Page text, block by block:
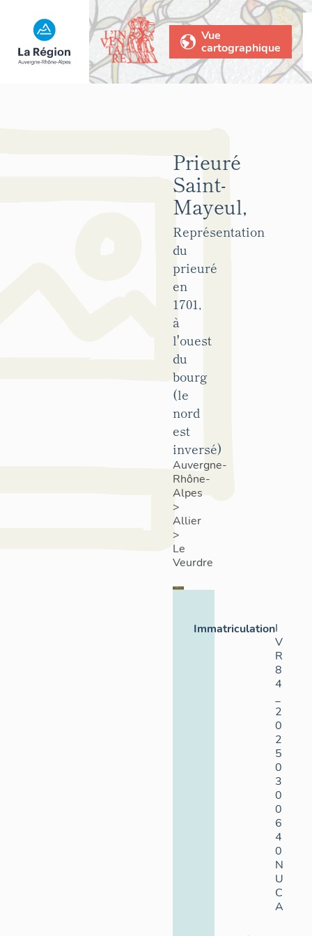
Vue
cartographique
Prieuré
Saint-
Mayeul,
Représentation
du
prieuré
en
1701,
à
l'ouest
du
bourg
(le
nord
est
inversé)
Auvergne-
Rhône-
Alpes
>
Allier
>
Le
Veurdre
ImmatriculationI
V
R
8
4
_
2
0
2
5
0
3
0
0
6
4
0
N
U
C
A